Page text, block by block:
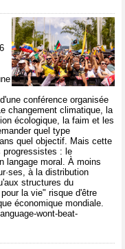
conférence organisée
changement climatique, la
écologique, la faim et les
quel type
quel objectif. Mais cette
progressistes : le
langage moral. À moins
à la distribution
structures du
la vie" risque d'être
économique mondiale.
wont-beat-